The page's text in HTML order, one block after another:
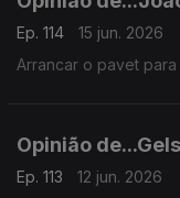
Ep. 114
15 jun. 2026
Arrancar o pavet
Opinião
Ep. 113
12 jun. 2026